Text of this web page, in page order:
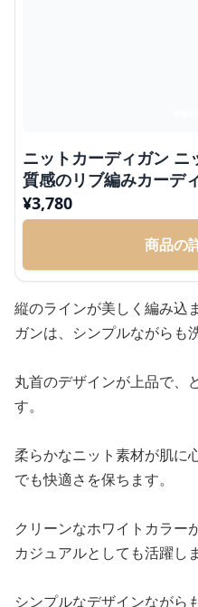
ニットカーディガン ニ
質感のリブ編みカーデ
¥3,780
商品の
縦のラインが美しく編み込
ガンは、シンプルながらも
丸首のデザインが上品で、
す。
柔らかなニット素材が肌に
でも快適さを保ちます。
クリーンなホワイトカラー
カジュアルとしても活躍しま
シンプルなデザインながら